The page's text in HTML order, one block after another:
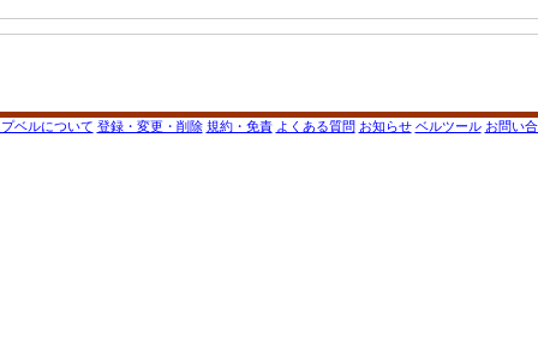
ベルについて 登録・変更・削除 規約・免責 よくある質問 お知らせ ベルツール お問い